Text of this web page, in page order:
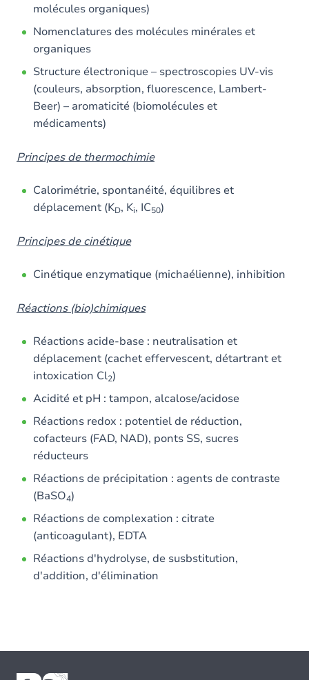
molécules organiques)
Nomenclatures des molécules minérales et
organiques
Structure électronique – spectroscopies UV-vis
(couleurs, absorption, fluorescence, Lambert-
Beer) – aromaticité (biomolécules et
médicaments)
Principes de thermochimie
Calorimétrie, spontanéité, équilibres et
déplacement (KD, Ki, IC50)
Principes de cinétique
Cinétique enzymatique (michaélienne), inhibition
Réactions (bio)chimiques
Réactions acide-base : neutralisation et
déplacement (cachet effervescent, détartrant et
intoxication Cl2)
Acidité et pH : tampon, alcalose/acidose
Réactions redox : potentiel de réduction,
cofacteurs (FAD, NAD), ponts SS, sucres
réducteurs
Réactions de précipitation : agents de contraste
(BaSO4)
Réactions de complexation : citrate
(anticoagulant), EDTA
Réactions d'hydrolyse, de susbstitution,
d'addition, d'élimination